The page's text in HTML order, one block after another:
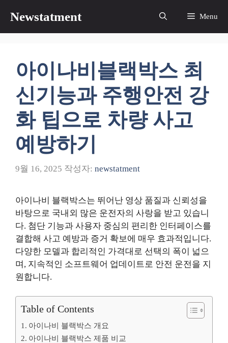
츠
Newstatment Menu
아이나비블랙박스 최
신기능과 주행안전 강
화 팁으로 차량 사고
예방하기
9월 16, 2025 작성자: newstatment
아이나비 블랙박스는 뛰어난 영상 품질과 신뢰성을
바탕으로 국내외 많은 운전자의 사랑을 받고 있습니
다. 첨단 기능과 사용자 중심의 편리한 인터페이스를
결합해 사고 예방과 증거 확보에 매우 효과적입니다.
다양한 모델과 합리적인 가격대로 선택의 폭이 넓으
며, 지속적인 소프트웨어 업데이트로 안전 운전을 지
원합니다.
Table of Contents
아이나비 블랙박스 개요
아이나비 블랙박스 제품 비교